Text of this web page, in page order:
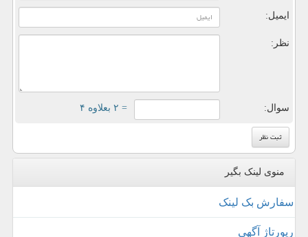
ایمیل:
نظر:
سوال: = ۲ بعلاوه ۴
منوی لینک بگیر
سفارش بک لینک
رپورتاژ آگهی